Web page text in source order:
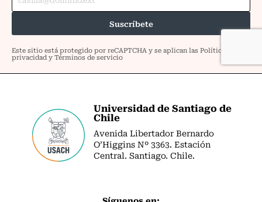
Universidad de Santiago de
Chile
Avenida Libertador Bernardo
O’Higgins Nº 3363. Estación
Central. Santiago. Chile.